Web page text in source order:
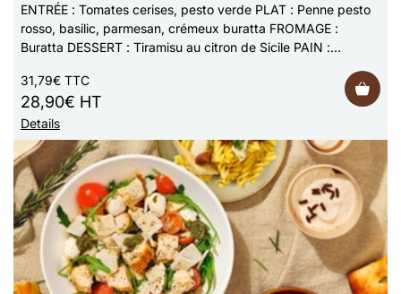
ENTRÉE : Tomates cerises, pesto verde PLAT : Penne pesto
rosso, basilic, parmesan, crémeux buratta FROMAGE :
Buratta DESSERT : Tiramisu au citron de Sicile PAIN :
31,79€ TTC
28,90€ HT
Details